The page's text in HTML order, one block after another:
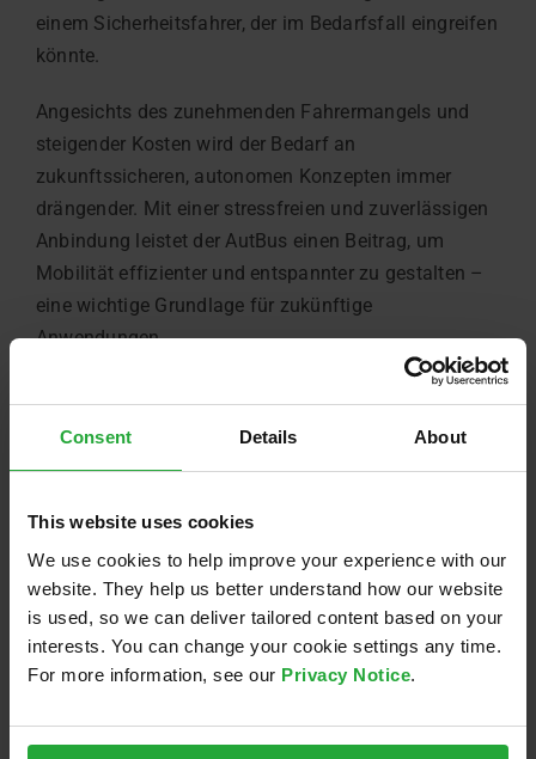
Consent Details About
This website uses cookies
We use cookies to help improve your experience with our
website. They help us better understand how our website
is used, so we can deliver tailored content based on your
interests. You can change your cookie settings any time.
For more information, see our Privacy Notice.
einem Sicherheitsfahrer, der im Bedarfsfall eingreifen
könnte.
Angesichts des zunehmenden Fahrermangels und
steigender Kosten wird der Bedarf an
zukunftssicheren, autonomen Konzepten immer
drängender. Mit einer stressfreien und zuverlässigen
Anbindung leistet der AutBus einen Beitrag, um
Mobilität effizienter und entspannter zu gestalten –
eine wichtige Grundlage für zukünftige
Anwendungen.
Unterstützt wurde das Projekt von Vertretern der
Politik, darunter der Regener Landrat Dr. Ronny Raith
und Bürgermeister Daniel Graßl. Solche
Partnerschaften spielen eine wichtige Rolle, um
weiterzuentwickeln.
Wir sind überzeugt, dass autonomer Verkehr das
Potenzial hat, nicht nur den öffentlichen Nahverkehr
zu stärken, sondern auch Mobilität in abgelegeneren
Regionen neu zu definieren.
Möchten Sie unseren AutBus in Aktion erleben?